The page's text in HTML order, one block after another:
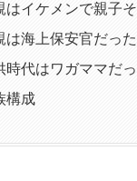
イケメンで親子そ
海上保安官だった
代はワガママだ
構成